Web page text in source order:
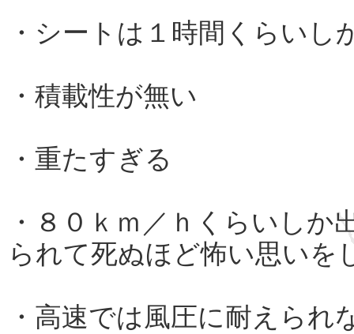
・シートは１時間くらい
・積載性が無い
・重たすぎる
・８０ｋｍ／ｈくらいし
られて死ぬほど怖い思いを
・高速では風圧に耐えられ